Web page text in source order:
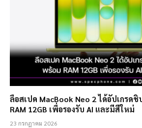
ลือสเปค MacBook Neo 2 ได้อัปเกรด
RAM 12GB เพื่อรองรับ AI และมีสีใหม่
23 กรกฎาคม 2026